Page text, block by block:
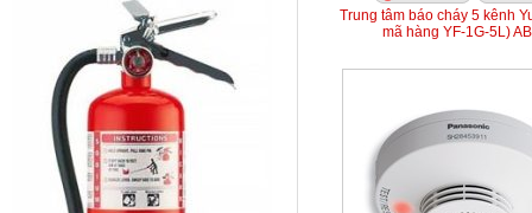
Trung tâm báo cháy 5 kênh
mã hàng YF-1G-5L)